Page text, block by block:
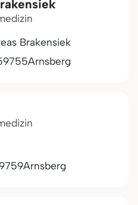
Brakensiek
Arnsberg
Arnsberg